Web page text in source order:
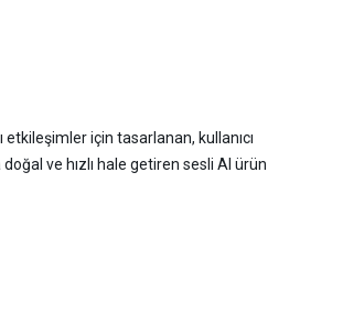
etkileşimler için tasarlanan, kullanıcı
ve hızlı hale getiren sesli AI ürün